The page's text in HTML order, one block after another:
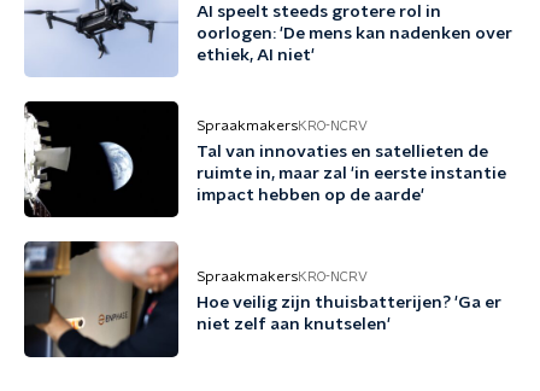
AI speelt steeds grotere rol in
oorlogen: 'De mens kan nadenken over
ethiek, AI niet'
SpraakmakersKRO-NCRV
Tal van innovaties en satellieten de
ruimte in, maar zal 'in eerste instantie
impact hebben op de aarde'
SpraakmakersKRO-NCRV
Hoe veilig zijn thuisbatterijen? 'Ga er
niet zelf aan knutselen'